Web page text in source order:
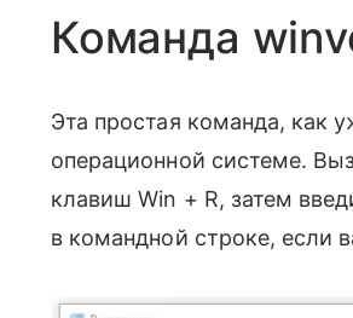
Команда
Эта простая команда, как
операционной системе.
клавиш Win + R, затем
в командной строке, если